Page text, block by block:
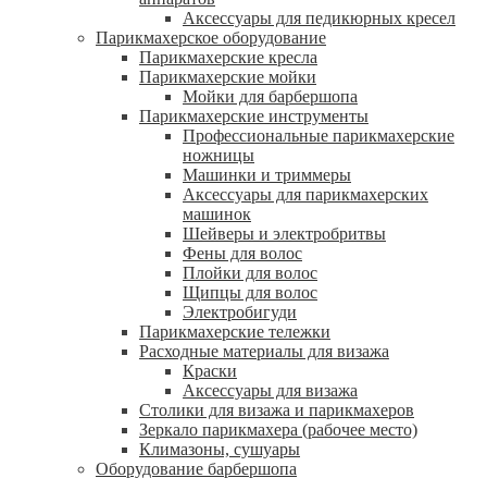
Аксессуары для педикюрных кресел
Парикмахерское оборудование
Парикмахерские кресла
Парикмахерские мойки
Мойки для барбершопа
Парикмахерские инструменты
Профессиональные парикмахерские
ножницы
Машинки и триммеры
Аксессуары для парикмахерских
машинок
Шейверы и электробритвы
Фены для волос
Плойки для волос
Щипцы для волос
Электробигуди
Парикмахерские тележки
Расходные материалы для визажа
Краски
Аксессуары для визажа
Столики для визажа и парикмахеров
Зеркало парикмахера (рабочее место)
Климазоны, сушуары
Оборудование барбершопа